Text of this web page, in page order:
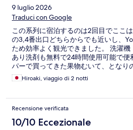
9 luglio 2026
Traduci con Google
この系列に宿泊するのは2回目でここ
の3,4番出口どちらからでも近いし、
ため効率よく観光できました。 洗濯
あり洗剤も無料で24時間使用可能で便
パーで買ってきた果物むいて、となり
一緒に食べたりなど有意義に過ごせま
後２～3分で対応いただき感謝していま
ありがとうございました。今回も快適
た。
Hiroaki, viaggio di 2 notti
Recensione verificata
10/10 Eccezionale